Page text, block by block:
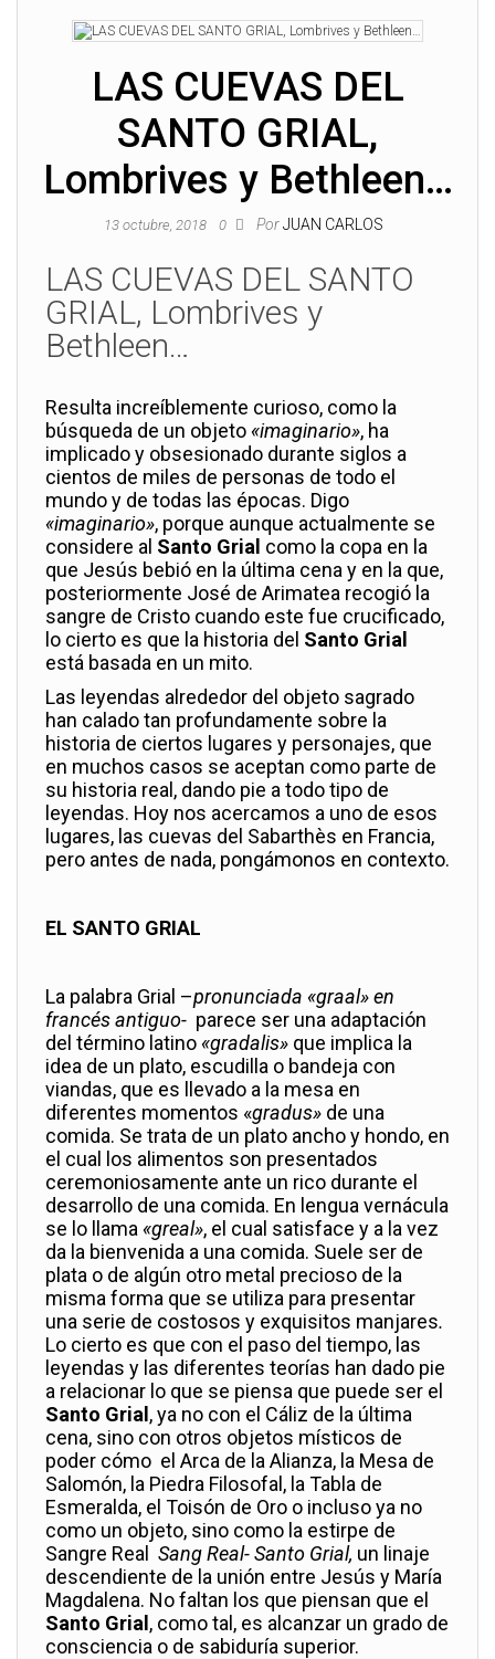
LAS CUEVAS DEL
SANTO GRIAL,
Lombrives y Bethleen…
13 octubre, 2018 0 Por JUAN CARLOS
LAS CUEVAS DEL SANTO
GRIAL, Lombrives y
Bethleen…
Resulta increíblemente curioso, como la
búsqueda de un objeto «imaginario», ha
implicado y obsesionado durante siglos a
cientos de miles de personas de todo el
mundo y de todas las épocas. Digo
«imaginario», porque aunque actualmente se
considere al Santo Grial como la copa en la
que Jesús bebió en la última cena y en la que,
posteriormente José de Arimatea recogió la
sangre de Cristo cuando este fue crucificado,
lo cierto es que la historia del Santo Grial
está basada en un mito.
Las leyendas alrededor del objeto sagrado
han calado tan profundamente sobre la
historia de ciertos lugares y personajes, que
en muchos casos se aceptan como parte de
su historia real, dando pie a todo tipo de
leyendas. Hoy nos acercamos a uno de esos
lugares, las cuevas del Sabarthès en Francia,
pero antes de nada, pongámonos en contexto.
EL SANTO GRIAL
La palabra Grial –pronunciada «graal» en
francés antiguo- parece ser una adaptación
del término latino «gradalis» que implica la
idea de un plato, escudilla o bandeja con
viandas, que es llevado a la mesa en
diferentes momentos «gradus» de una
comida. Se trata de un plato ancho y hondo, en
el cual los alimentos son presentados
ceremoniosamente ante un rico durante el
desarrollo de una comida. En lengua vernácula
se lo llama «greal», el cual satisface y a la vez
da la bienvenida a una comida. Suele ser de
plata o de algún otro metal precioso de la
misma forma que se utiliza para presentar
una serie de costosos y exquisitos manjares.
Lo cierto es que con el paso del tiempo, las
leyendas y las diferentes teorías han dado pie
a relacionar lo que se piensa que puede ser el
Santo Grial , ya no con el Cáliz de la última
cena, sino con otros objetos místicos de
poder cómo el Arca de la Alianza, la Mesa de
Salomón, la Piedra Filosofal, la Tabla de
Esmeralda, el Toisón de Oro o incluso ya no
como un objeto, sino como la estirpe de
Sangre Real Sang Real- Santo Grial, un linaje
descendiente de la unión entre Jesús y María
Magdalena. No faltan los que piensan que el
Santo Grial , como tal, es alcanzar un grado de
consciencia o de sabiduría superior.